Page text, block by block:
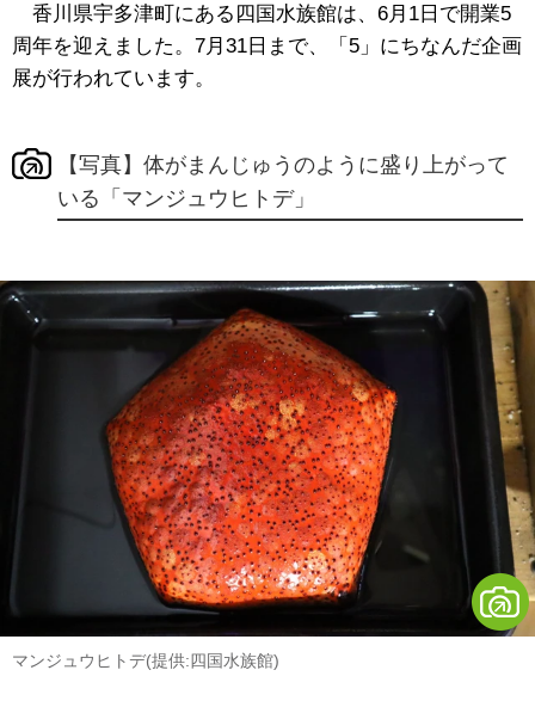
香川県宇多津町にある四国水族館は、6月1日で開業5
周年を迎えました。7月31日まで、「5」にちなんだ企画
展が行われています。
【写真】体がまんじゅうのように盛り上がって
いる「マンジュウヒトデ」
マンジュウヒトデ(提供:四国水族館)